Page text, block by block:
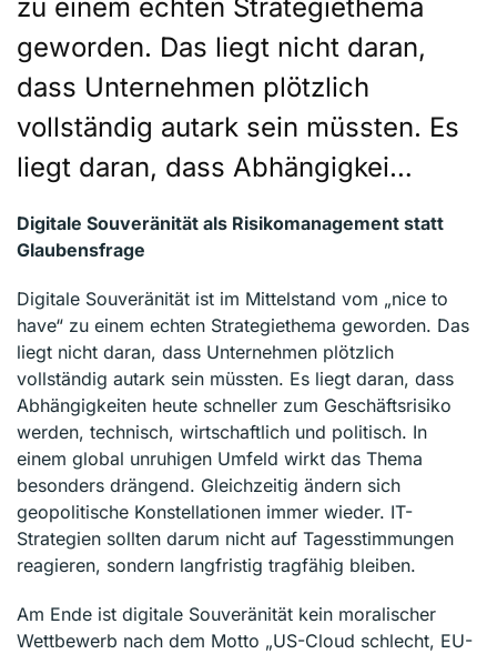
zu einem echten Strategiethema
geworden. Das liegt nicht daran,
dass Unternehmen plötzlich
vollständig autark sein müssten. Es
liegt daran, dass Abhängigkei…
Digitale Souveränität als Risikomanagement statt
Glaubensfrage
Digitale Souveränität ist im Mittelstand vom „nice to
have“ zu einem echten Strategiethema geworden. Das
liegt nicht daran, dass Unternehmen plötzlich
vollständig autark sein müssten. Es liegt daran, dass
Abhängigkeiten heute schneller zum Geschäftsrisiko
werden, technisch, wirtschaftlich und politisch. In
einem global unruhigen Umfeld wirkt das Thema
besonders drängend. Gleichzeitig ändern sich
geopolitische Konstellationen immer wieder. IT-
Strategien sollten darum nicht auf Tagesstimmungen
reagieren, sondern langfristig tragfähig bleiben.
Am Ende ist digitale Souveränität kein moralischer
Wettbewerb nach dem Motto „US-Cloud schlecht, EU-